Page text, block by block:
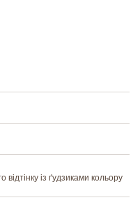
із ґудзиками кольору